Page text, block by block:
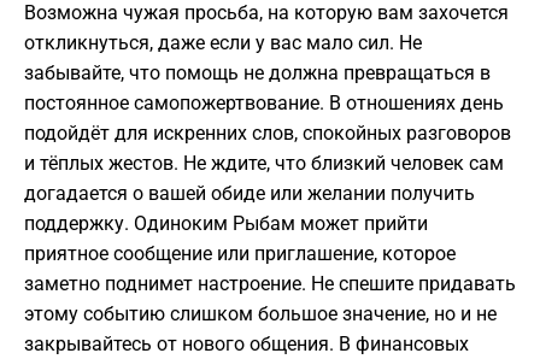
Возможна чужая просьба, на которую вам захочется
откликнуться, даже если у вас мало сил. Не
забывайте, что помощь не должна превращаться в
постоянное самопожертвование. В отношениях день
подойдёт для искренних слов, спокойных разговоров
и тёплых жестов. Не ждите, что близкий человек сам
догадается о вашей обиде или желании получить
поддержку. Одиноким Рыбам может прийти
приятное сообщение или приглашение, которое
заметно поднимет настроение. Не спешите придавать
этому событию слишком большое значение, но и не
закрывайтесь от нового общения. В финансовых